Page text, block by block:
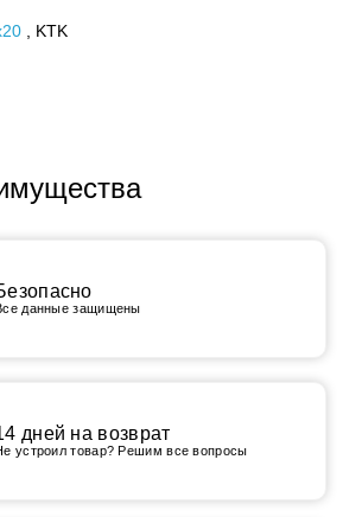
, KTK
данные защищены
дней на возврат
устроил товар? Решим все вопросы